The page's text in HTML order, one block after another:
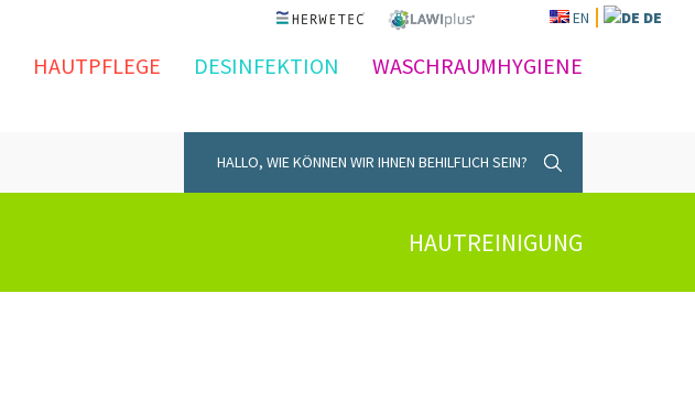
EN DE
HAUTPFLEGE DESINFEKTION WASCHRAUMHYGIENE
HALLO, WIE KÖNNEN WIR IHNEN BEHILFLICH SEIN?
HAUTREINIGUNG